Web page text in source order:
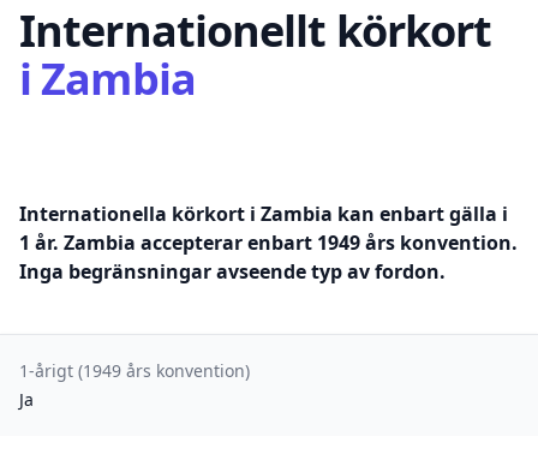
Internationellt körkort
iZambia
Internationella körkort i Zambia kan enbart gälla i
1 år. Zambia accepterar enbart 1949 års konvention.
Inga begränsningar avseende typ av fordon.
1-årigt (1949 års konvention)
Ja